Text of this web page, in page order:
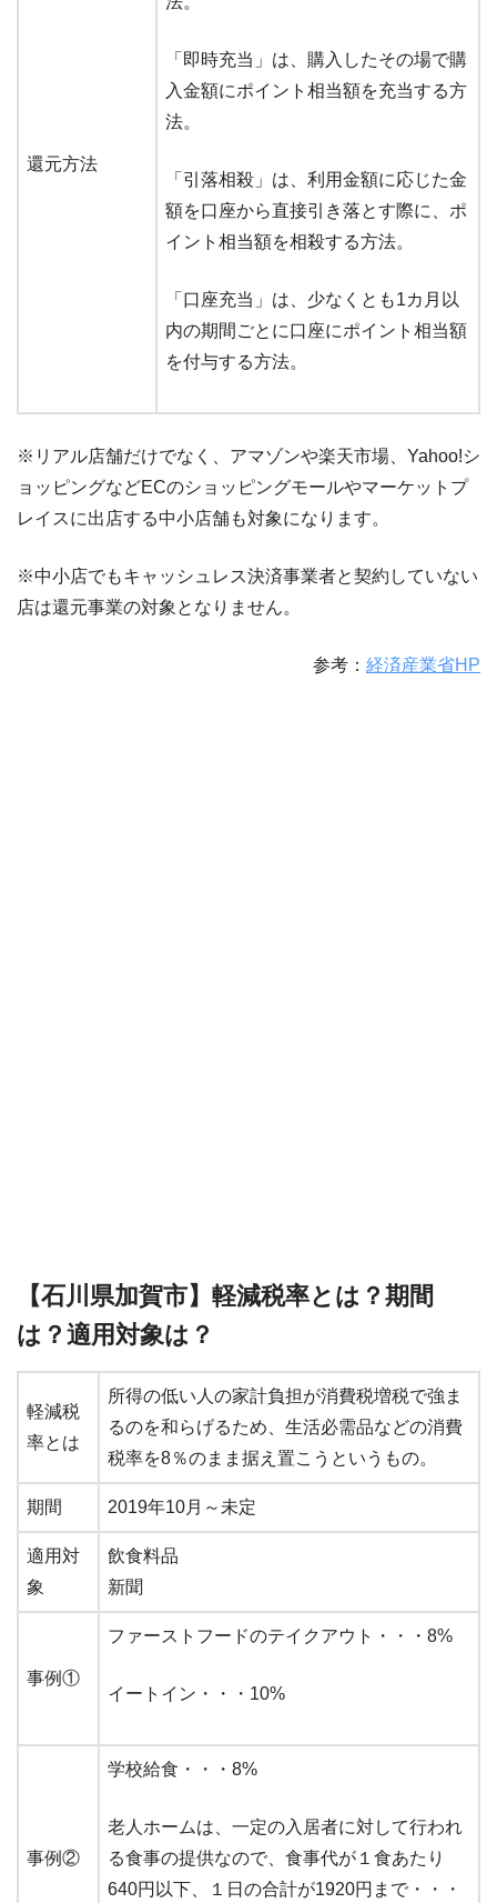
還元方法
「即時充当」は、購入したその場で購
入金額にポイント相当額を充当する方
法。
「引落相殺」は、利用金額に応じた金
額を口座から直接引き落とす際に、ポ
イント相当額を相殺する方法。
「口座充当」は、少なくとも1カ月以
内の期間ごとに口座にポイント相当額
を付与する方法。
※リアル店舗だけでなく、アマゾンや楽天市場、Yahoo!シ
ョッピングなどECのショッピングモールやマーケットプ
レイスに出店する中小店舗も対象になります。
※中小店でもキャッシュレス決済事業者と契約していない
店は還元事業の対象となりません。
参考： 経済産業省HP
【石川県加賀市】軽減税率とは？期間
は？適用対象は？
軽減税
率とは
所得の低い人の家計負担が消費税増税で強ま
るのを和らげるため、生活必需品などの消費
税率を8％のまま据え置こうというもの。
期間 2019年10月～未定
適用対
象
飲食料品
新聞
事例①
ファーストフードのテイクアウト・・・8%
イートイン・・・10%
事例②
学校給食・・・8%
老人ホームは、一定の入居者に対して行われ
る食事の提供なので、食事代が１食あたり
640円以下、１日の合計が1920円まで・・・